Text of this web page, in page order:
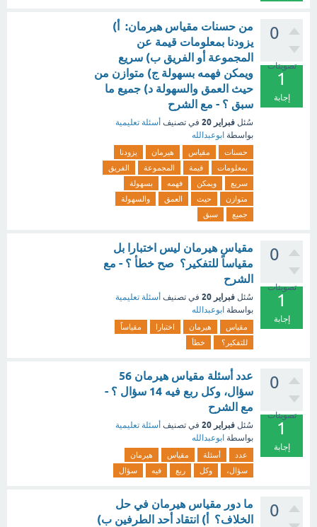
0
تصويتات
1
إجابة
من حسنات مقياس هيرمان: أ)
يزودنا بمعلومات قيمة عن
المجموعة أو الفريق ب) سريع
ويمكن فهمه بسهولة ج) متوازن من
حيث العمق والسهولة د) جميع ما
سبق ؟ - مع الشرح
سُئل فبراير 20 في تصنيف أسئلة تعليمية
بواسطة ابوعبدالله
حسنات مقياس هيرمان
يزودنا
بمعلومات
قيمة المجموعة
الفريق
سريع
ويمكن فهمه
بسهولة
متوازن
حيث العمق
والسهولة
جميع
سبق
0
تصويتات
1
إجابة
مقياس هيرمان ليس اختبارا بل
مقياساً للتفكير؟ صح خطأ ؟ - مع
الشرح
سُئل فبراير 20 في تصنيف أسئلة تعليمية
بواسطة ابوعبدالله
مقياس هيرمان اختبارا
مقياساً
للتفكير؟
خطأ
0
تصويتات
1
إجابة
عدد أسئلة مقياس هيرمان 56
سؤال، وكل ربع فيه 14 سؤال ؟ -
مع الشرح
سُئل فبراير 20 في تصنيف أسئلة تعليمية
بواسطة ابوعبدالله
عدد أسئلة مقياس
هيرمان
سؤال،
وكل ربع فيه سؤال
0
ما دور مقياس هيرمان في حل
الخلاف؟ أ) انتقاد أحد الطرفين ب)